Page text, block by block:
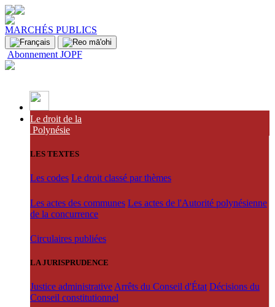
MARCHÉS PUBLICS
Abonnement JOPF
Le droit de la
Polynésie
LES TEXTES
Les codes Le droit classé par thèmes
Les actes des communes Les actes de l'Autorité polynésienne
de la concurrence
Circulaires publiées
LA JURISPRUDENCE
Justice administrative Arrêts du Conseil d'État Décisions du
Conseil constitutionnel